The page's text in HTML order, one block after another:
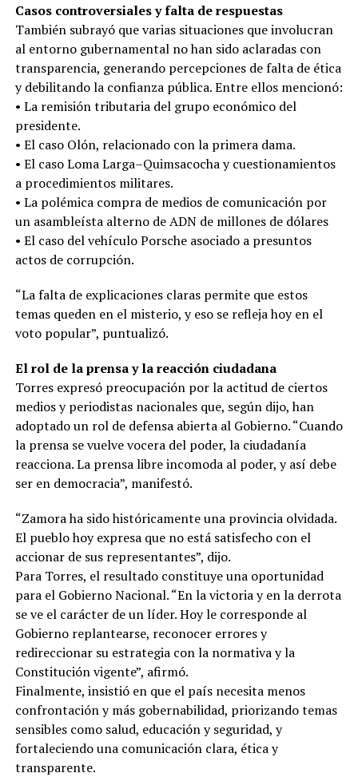
Casos controversiales y falta de respuestas
También subrayó que varias situaciones que involucran
al entorno gubernamental no han sido aclaradas con
transparencia, generando percepciones de falta de ética
y debilitando la confianza pública. Entre ellos mencionó:
• La remisión tributaria del grupo económico del
presidente.
• El caso Olón, relacionado con la primera dama.
• El caso Loma Larga–Quimsacocha y cuestionamientos
a procedimientos militares.
• La polémica compra de medios de comunicación por
un asambleísta alterno de ADN de millones de dólares
• El caso del vehículo Porsche asociado a presuntos
actos de corrupción.
“La falta de explicaciones claras permite que estos
temas queden en el misterio, y eso se refleja hoy en el
voto popular”, puntualizó.
El rol de la prensa y la reacción ciudadana
Torres expresó preocupación por la actitud de ciertos
medios y periodistas nacionales que, según dijo, han
adoptado un rol de defensa abierta al Gobierno. “Cuando
la prensa se vuelve vocera del poder, la ciudadanía
reacciona. La prensa libre incomoda al poder, y así debe
ser en democracia”, manifestó.
“Zamora ha sido históricamente una provincia olvidada.
El pueblo hoy expresa que no está satisfecho con el
accionar de sus representantes”, dijo.
Para Torres, el resultado constituye una oportunidad
para el Gobierno Nacional. “En la victoria y en la derrota
se ve el carácter de un líder. Hoy le corresponde al
Gobierno replantearse, reconocer errores y
redireccionar su estrategia con la normativa y la
Constitución vigente”, afirmó.
Finalmente, insistió en que el país necesita menos
confrontación y más gobernabilidad, priorizando temas
sensibles como salud, educación y seguridad, y
fortaleciendo una comunicación clara, ética y
transparente.